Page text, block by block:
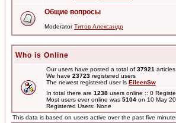
Общие вопросы
ModeratorТитов Александр
Who is Online
Our users have posted a total of 37921 articles
We have 23723 registered users
The newest registered user is EileenSw
In total there are 1238 users online :: 0
Most users ever online was 5104 on 10 May
Registered Users: None
This data is based on users active over the past five